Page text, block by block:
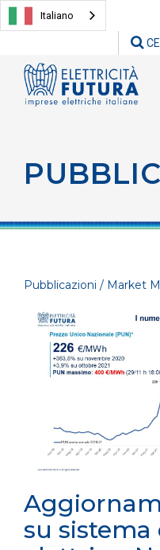
Italiano
Pubblicazioni / Market
su